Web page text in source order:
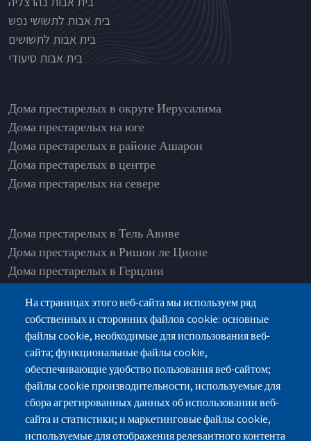
בית אבות לתשושי נפש
בית אבות לתשושים
בית אבות סיעודי
בתי אבות לפי אזורים
Дома престарелых в округе Иерусалима
Дома престарелых на юге
Дома престарелых в районе Ашарон
Дома престарелых в центре
Дома престарелых на севере
Дома престарелых в Тель Авиве
Дома престарелых в Ришон ле Ционе
Дома престарелых в Герцлии
Дома престарелых в Рамат Ашарон
Дома престарелых в Од а-Шарон
Дома престарелых в Петах-Тикве
Дома престарелых в Раанане
Дома престарелых в Хадере
На страницах этого веб-сайта мы используем ряд
собственных и сторонних файлов cookie: основные
файлы cookie, необходимые для использования веб-
сайта; функциональные файлы cookie,
обеспечивающие удобство пользования веб-сайтом;
файлы cookie производительности, используемые для
сбора агрегированных данных об использовании веб-
сайта и статистики; и маркетинговые файлы cookie,
используемые для отображения релевантного контента